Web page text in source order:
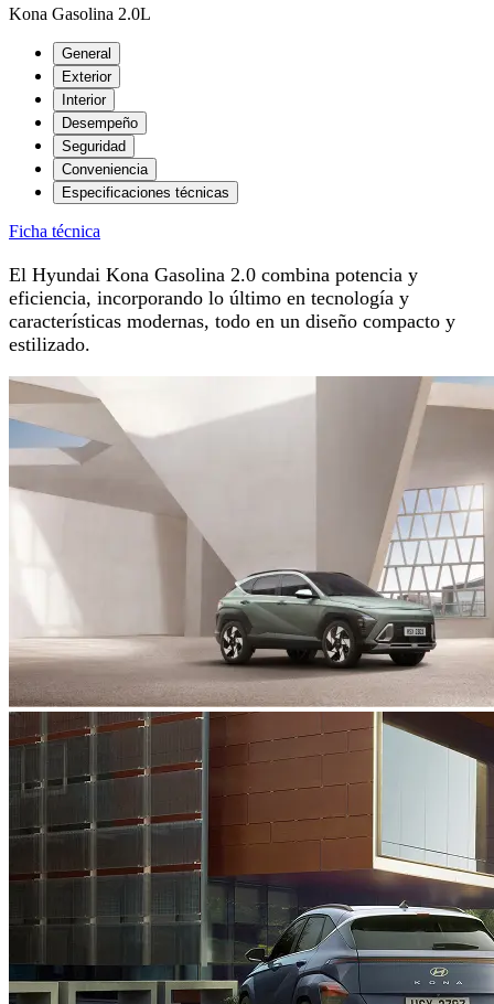
Kona Gasolina 2.0L
General
Exterior
Interior
Desempeño
Seguridad
Conveniencia
Especificaciones técnicas
Ficha técnica
El Hyundai Kona Gasolina 2.0 combina potencia y
eficiencia, incorporando lo último en tecnología y
características modernas, todo en un diseño compacto y
estilizado.